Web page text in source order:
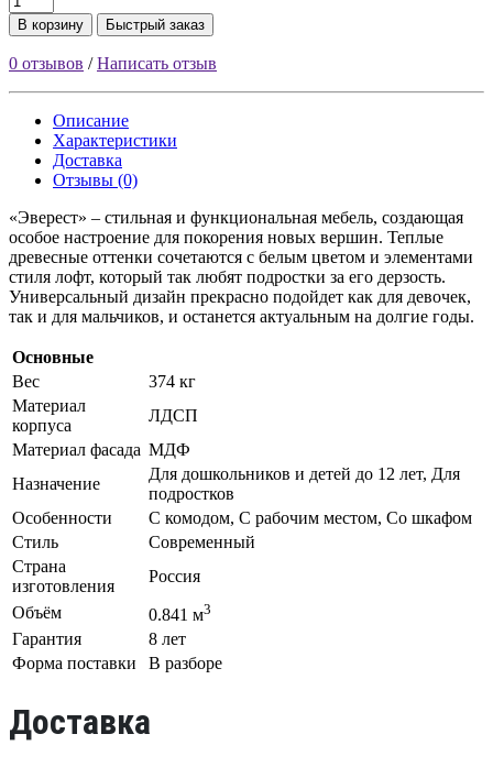
В корзину Быстрый заказ
0 отзывов /Написать отзыв
Описание
Характеристики
Доставка
Отзывы (0)
«Эверест» – стильная и функциональная мебель, создающая
особое настроение для покорения новых вершин. Теплые
древесные оттенки сочетаются с белым цветом и элементами
стиля лофт, который так любят подростки за его дерзость.
Универсальный дизайн прекрасно подойдет как для девочек,
так и для мальчиков, и останется актуальным на долгие годы.
Основные
Вес
374 кг
Материал
корпуса
ЛДСП
Материал фасада МДФ
Назначение
Для дошкольников и детей до 12 лет, Для
подростков
Особенности
С комодом, С рабочим местом, Со шкафом
Стиль
Современный
Страна
изготовления
Россия
Объём
0.841 м3
Гарантия
8 лет
Форма поставки
В разборе
Доставка